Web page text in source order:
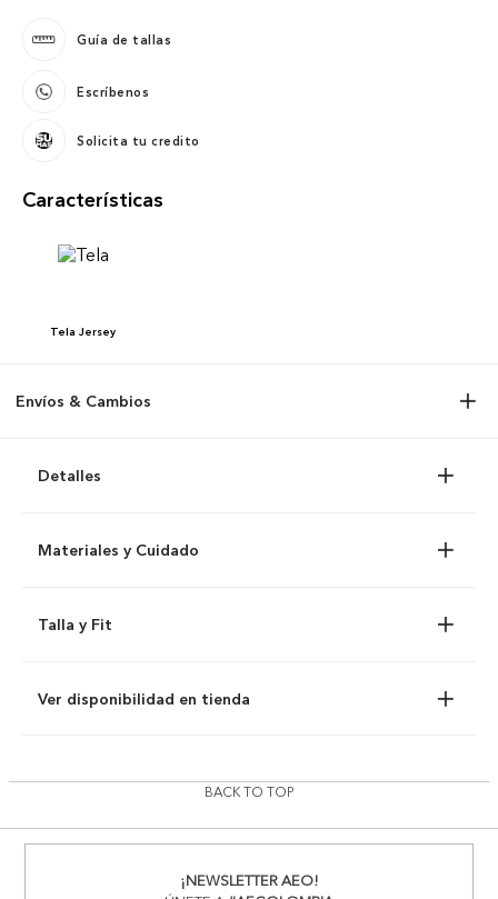
Guía de tallas
Escríbenos
Solicita tu credito
Características
Tela Jersey
Envíos & Cambios
Detalles
Materiales y Cuidado
Talla y Fit
Ver disponibilidad en tienda
BACK TO TOP
¡NEWSLETTER AEO!